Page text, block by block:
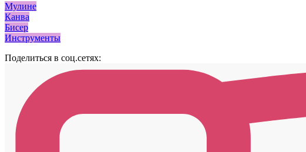
Мулине
Канва
Бисер
Инструменты
Поделиться в соц.сетях: